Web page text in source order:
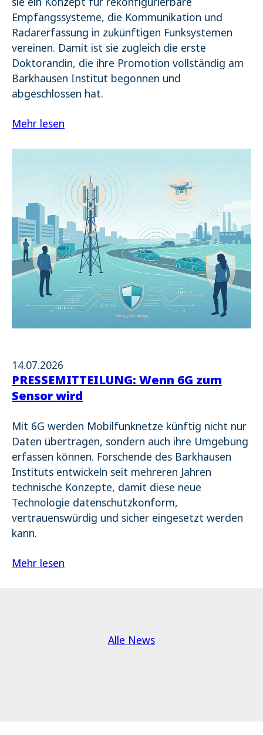
Empfangssysteme, die Kommunikation und
Radarerfassung in zukünftigen Funksystemen
vereinen. Damit ist sie zugleich die erste
Doktorandin, die ihre Promotion vollständig am
Barkhausen Institut begonnen und
abgeschlossen hat.
Mehr lesen
14.07.2026
PRESSEMITTEILUNG: Wenn 6G zum
Sensor wird
Mit 6G werden Mobilfunknetze künftig nicht nur
Daten übertragen, sondern auch ihre Umgebung
erfassen können. Forschende des Barkhausen
Instituts entwickeln seit mehreren Jahren
technische Konzepte, damit diese neue
Technologie datenschutzkonform,
vertrauenswürdig und sicher eingesetzt werden
kann.
Mehr lesen
Alle News